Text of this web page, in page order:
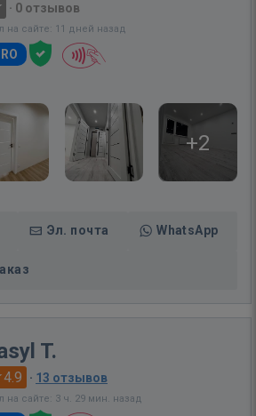
· 0 отзывов
на сайте: 11 дней назад
+2
Эл. почта WhatsApp
T.
4.9 · 13 отзывов
на сайте: 3 ч. 29 мин. назад